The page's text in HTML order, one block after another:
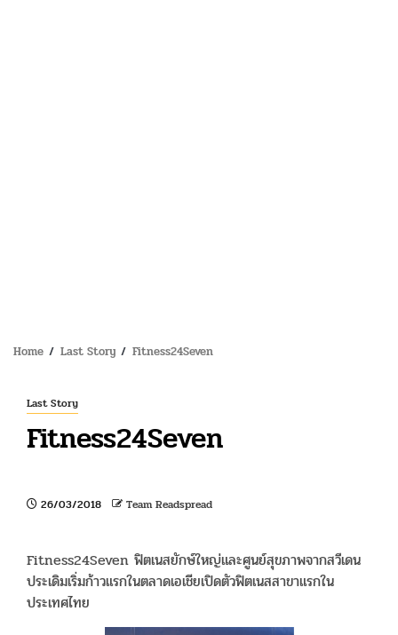
Home Last Story Fitness24Seven
Last Story
Fitness24Seven
26/03/2018 Team Readspread
Fitness24Seven ฟิตเนสยักษ์ใหญ่และศูนย์สุขภาพจากสวีเดน
ประเดิมเริ่มก้าวแรกในตลาดเอเชียเปิดตัวฟิตเนสสาขาแรกใน
ประเทศไทย